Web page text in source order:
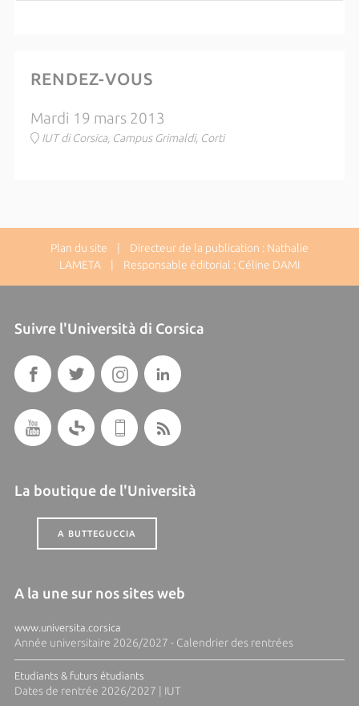
RENDEZ-VOUS
Mardi 19 mars 2013
IUT di Corsica, Campus Grimaldi, Corti
Plan du site | Directeur de la publication : Nathalie
LAMETA | Responsable éditorial : Céline DAMI
Suivre l'Università di Corsica
La boutique de l'Università
A BUTTEGUCCIA
A la une sur nos sites web
www.universita.corsica
Année universitaire 2026/2027 - Calendrier des rentrées
Etudiants & futurs étudiants
Dates de rentrée 2026/2027 | IUT